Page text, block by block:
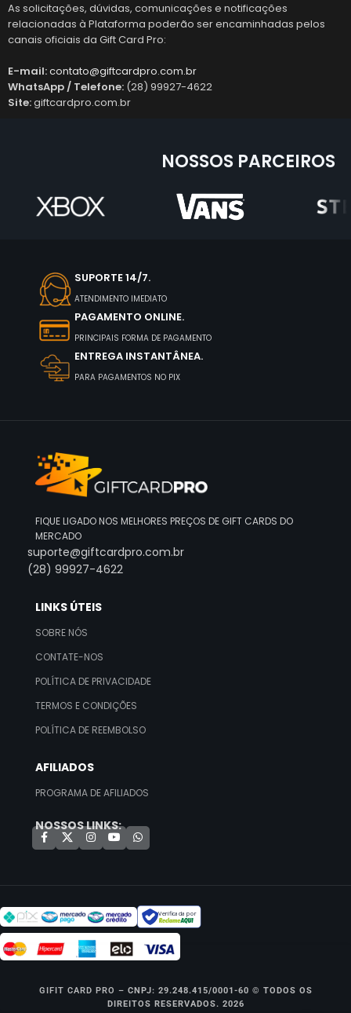
As solicitações, dúvidas, comunicações e notificações
relacionadas à Plataforma poderão ser encaminhadas pelos
canais oficiais da Gift Card Pro:
E-mail:contato@giftcardpro.com.br
WhatsApp / Telefone: (28) 99927-4622
Site:giftcardpro.com.br
NOSSOS PARCEIROS
SUPORTE 14/7.
ATENDIMENTO IMEDIATO
PAGAMENTO ONLINE.
PRINCIPAIS FORMA DE PAGAMENTO
ENTREGA INSTANTÂNEA.
PARA PAGAMENTOS NO PIX
FIQUE LIGADO NOS MELHORES PREÇOS DE GIFT CARDS DO
MERCADO
suporte@giftcardpro.com.br
(28) 99927-4622
LINKS ÚTEIS
SOBRE NÓS
CONTATE-NOS
POLÍTICA DE PRIVACIDADE
TERMOS E CONDIÇÕES
POLÍTICA DE REEMBOLSO
AFILIADOS
PROGRAMA DE AFILIADOS
NOSSOS LINKS:
Verificada por
GIFIT CARD PRO – CNPJ: 29.248.415/0001-60 © TODOS OS
DIREITOS RESERVADOS. 2026